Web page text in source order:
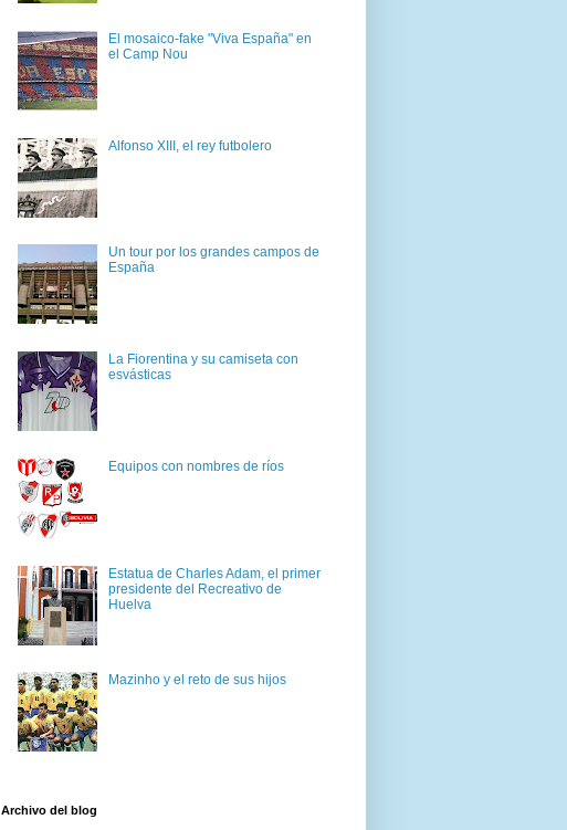
El mosaico-fake "Viva España" en
el Camp Nou
Alfonso XIII, el rey futbolero
Un tour por los grandes campos de
España
La Fiorentina y su camiseta con
esvásticas
Equipos con nombres de ríos
Estatua de Charles Adam, el primer
presidente del Recreativo de
Huelva
Mazinho y el reto de sus hijos
Archivo del blog